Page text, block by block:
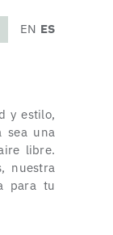
EN ES
y estilo,
sea una
libre.
nuestra
para tu